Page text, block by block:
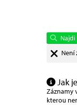
Najdi
Není
Jak
Záznamy
kterou